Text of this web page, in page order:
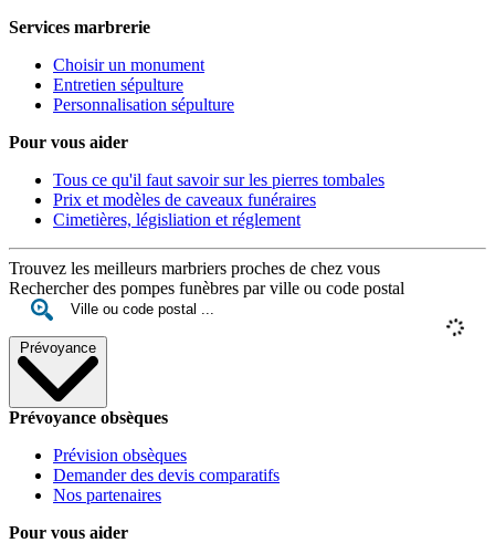
Services marbrerie
Choisir un monument
Entretien sépulture
Personnalisation sépulture
Pour vous aider
Tous ce qu'il faut savoir sur les pierres tombales
Prix et modèles de caveaux funéraires
Cimetières, législiation et réglement
Trouvez les meilleurs marbriers proches de chez vous
Rechercher des pompes funèbres par ville ou code postal
Prévoyance
Prévoyance obsèques
Prévision obsèques
Demander des devis comparatifs
Nos partenaires
Pour vous aider